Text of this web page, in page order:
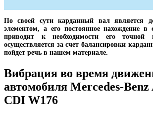
По своей сути карданный вал является
элементом, а его постоянное нахождение в
приводит к необходимости его
осуществляется за счет балансировки
пойдет речь в нашем материале.
Вибрация во время
автомобиля Mercedes-Benz
CDI W176